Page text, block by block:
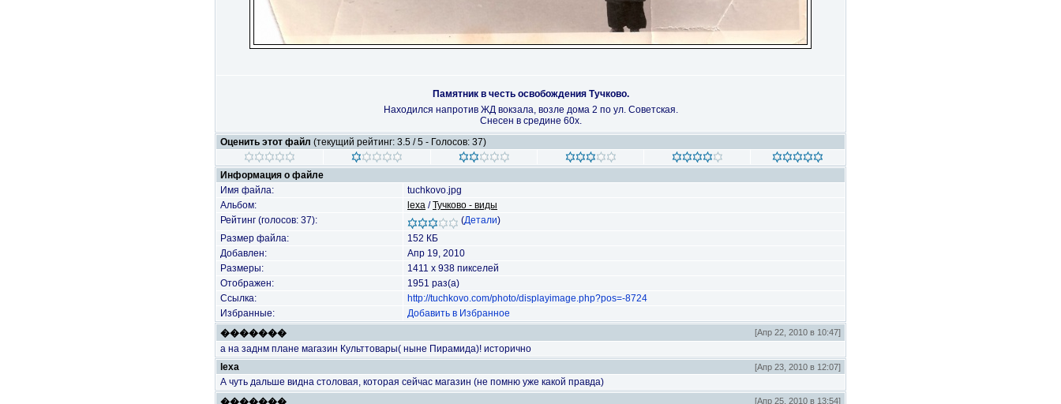
Памятник в честь освобождения Тучково.
Находился напротив ЖД вокзала, возле дома 2 по ул. Советская.
Снесен в средине 60х.
Оценить этот файл (текущий рейтинг: 3.5 / 5 - Голосов: 37)
Информация о файле
Имя файла:
tuchkovo.jpg
Альбом:
lexa /Тучково - виды
Рейтинг (голосов: 37):
(Детали)
Размер файла:
152 КБ
Добавлен:
Апр 19, 2010
Размеры:
1411 x 938 пикселей
Отображен:
1951 раз(а)
Ссылка:
http://tuchkovo.com/photo/displayimage.php?pos=-8724
Избранные:
Добавить в Избранное
�������
[Апр 22, 2010 в 10:47]
а на заднм плане магазин Культтовары( ныне Пирамида)! исторично
lexa
[Апр 23, 2010 в 12:07]
А чуть дальше видна столовая, которая сейчас магазин (не помню уже какой правда)
�������
[Апр 25, 2010 в 13:54]